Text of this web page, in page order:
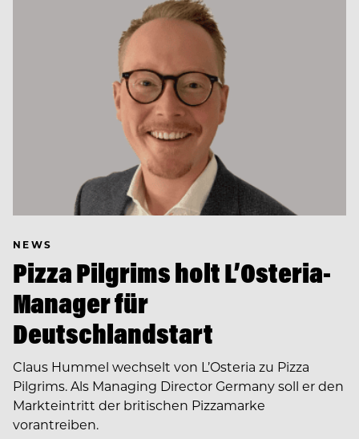
NEWS
Pizza Pilgrims holt L’Osteria-
Manager für
Deutschlandstart
Claus Hummel wechselt von L’Osteria zu Pizza
Pilgrims. Als Managing Director Germany soll er den
Markteintritt der britischen Pizzamarke
vorantreiben.